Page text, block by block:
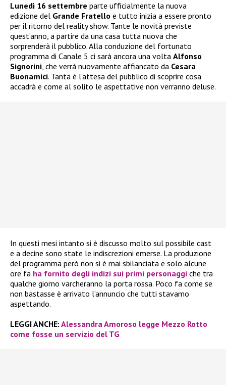
Lunedì 16 settembre parte ufficialmente la nuova
edizione del Grande Fratello e tutto inizia a essere pronto
per il ritorno del reality show. Tante le novità previste
quest’anno, a partire da una casa tutta nuova che
sorprenderà il pubblico. Alla conduzione del fortunato
programma di Canale 5 ci sarà ancora una volta Alfonso
Signorini, che verrà nuovamente affiancato da Cesara
Buonamici. Tanta è l’attesa del pubblico di scoprire cosa
accadrà e come al solito le aspettative non verranno deluse.
In questi mesi intanto si è discusso molto sul possibile cast
e a decine sono state le indiscrezioni emerse. La produzione
del programma però non si è mai sbilanciata e solo alcune
ore fa ha fornito degli indizi sui primi personaggi che tra
qualche giorno varcheranno la porta rossa. Poco fa come se
non bastasse è arrivato l’annuncio che tutti stavamo
aspettando.
LEGGI ANCHE: Alessandra Amoroso legge Mezzo Rotto
come fosse un servizio del TG